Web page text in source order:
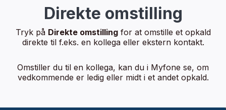
Direkte omstilling
Tryk på Direkte omstillingfor at omstille et opkald
direkte til f.eks. en kollega eller ekstern kontakt.
Omstiller du til en kollega, kan du i Myfone se, om
vedkommende er ledig eller midt i et andet opkald.